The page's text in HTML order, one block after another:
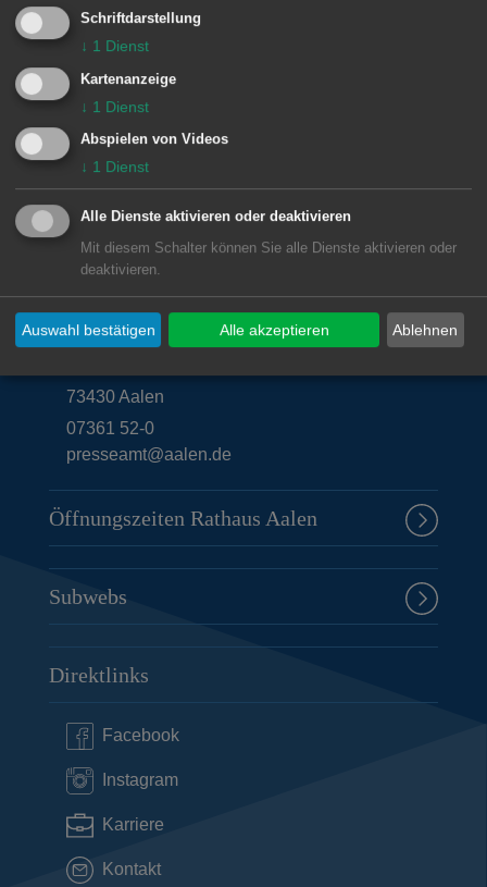
voraussichtlich bis Freitag,
27.07.2018.
© Stadt Aalen, 11.06.2018
Unsere Anschrift
Rathaus Aalen
73430Aalen
07361 52-0
presseamt@aalen.de
Öffnungszeiten Rathaus Aalen
Subwebs
Direktlinks
Facebook
Instagram
Karriere
Kontakt
Schriftdarstellung
↓ 1 Dienst
Kartenanzeige
↓ 1 Dienst
Abspielen von Videos
↓ 1 Dienst
Alle Dienste aktivieren oder deaktivieren
Mit diesem Schalter können Sie alle Dienste aktivieren oder
deaktivieren.
Ablehnen
Auswahl bestätigen Alle akzeptieren